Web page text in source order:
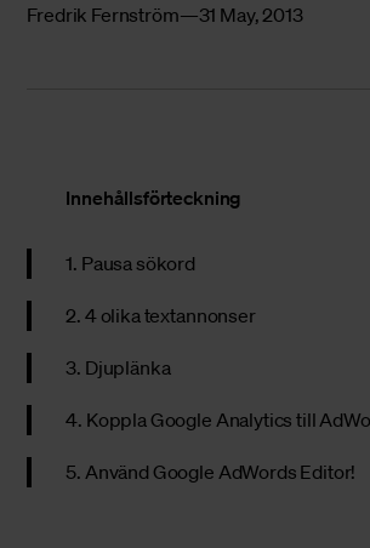
Fredrik Fernström 31 May, 2013
Innehållsförteckning
1. Pausa sökord
2. 4 olika textannonser
3. Djuplänka
4. Koppla Google Analytics till
5. Använd Google AdWords Editor!